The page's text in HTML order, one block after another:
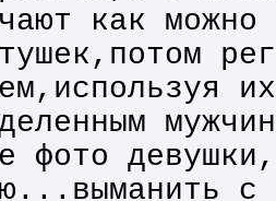
как
фото
с